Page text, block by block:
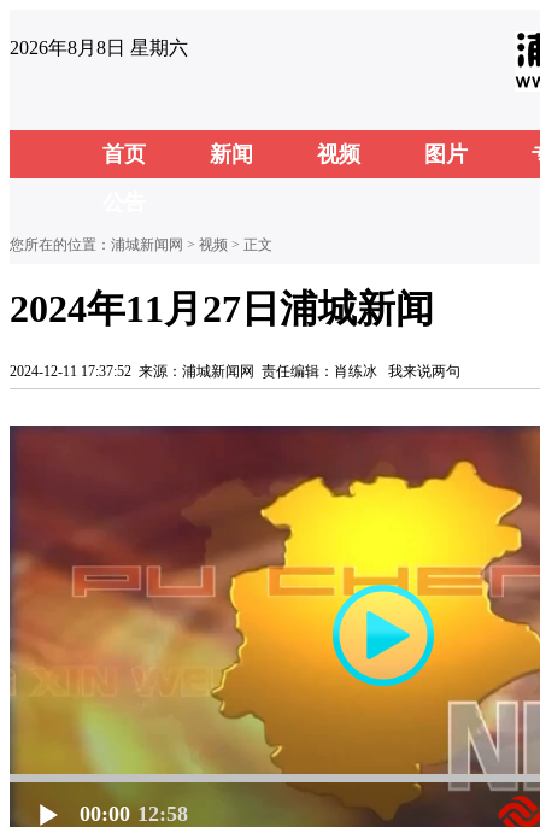
2026年8月8日 星期六
首页 新闻 视频 图片
您所在的位置： 浦城新闻网 > 视频 > 正文
2024年11月27日浦城新闻
2024-12-11 17:37:52 来源：浦城新闻网 责任编辑：肖练冰 我来说两句
00:00 12:58